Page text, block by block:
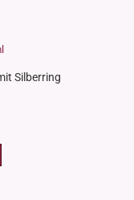
Silberring